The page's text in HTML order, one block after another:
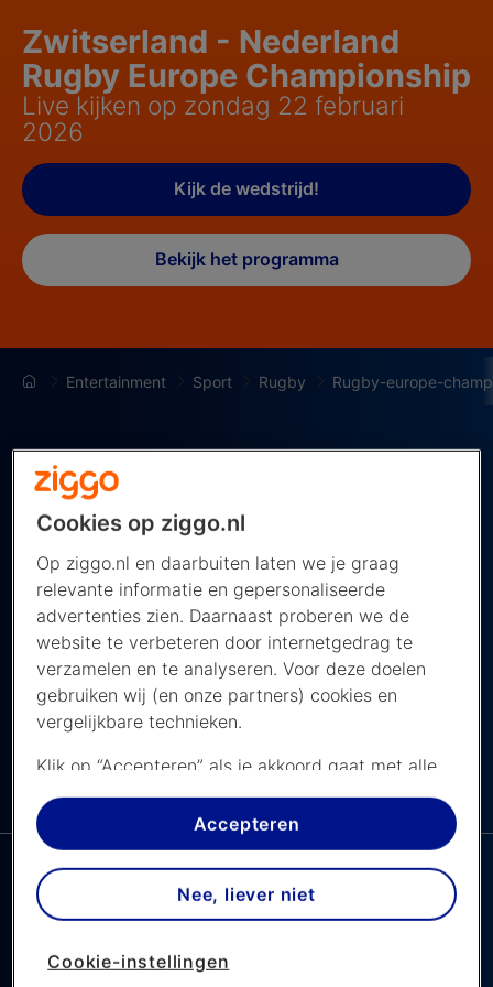
Zwitserland - Nederland
Rugby Europe Championship
Live kijken op zondag 22 februari
2026
Kijk de wedstrijd!
Bekijk het programma
Entertainment Sport Rugby Rugby-europe-
Op zondag 22 februari 2026
nemen Zwitserland en Nederland het
tegen elkaar op in het Rugby Europe
Championship. De wedstrijd begint om
13.00 uur en je kijkt hem live op Ziggo
Sport.
NAVIGEER NAAR ... Ziggo Sport Totaal
Cookies op ziggo.nl
Op ziggo.nl en daarbuiten laten we je graag
relevante informatie en gepersonaliseerde
advertenties zien. Daarnaast proberen we de
website te verbeteren door internetgedrag te
verzamelen en te analyseren. Voor deze doelen
gebruiken wij (en onze partners) cookies en
vergelijkbare technieken.
Klik op “Accepteren” als je akkoord gaat met alle
cookies. Kies je voor “Nee, liever niet”, dan
plaatsen we alleen strikt noodzakelijke cookies om
de website goed te laten werken. Dat betekent
dat we geen vormen van personalisatie
toepassen.
cookies worden geplaatst. Je kan je keuze altijd
Accepteren
Nee, liever niet
Cookie-instellingen